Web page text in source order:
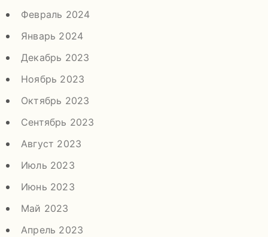
Февраль 2024
Январь 2024
Декабрь 2023
Ноябрь 2023
Октябрь 2023
Сентябрь 2023
Август 2023
Июль 2023
Июнь 2023
Май 2023
Апрель 2023